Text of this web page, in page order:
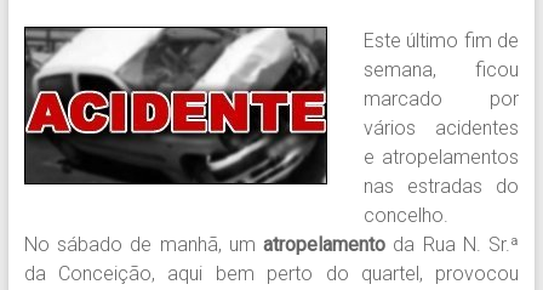
Este último fim de
semana, ficou
marcado por
vários acidentes
e atropelamentos
nas estradas do
concelho.
No sábado de manhã, umatropelamento da Rua N. Sr.ª
da Conceição, aqui bem perto do quartel, provocou